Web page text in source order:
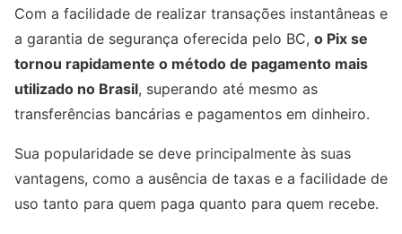
Com a facilidade de realizar transações instantâneas e
a garantia de segurança oferecida pelo BC, o Pix se
tornou rapidamente o método de pagamento mais
utilizado no Brasil, superando até mesmo as
transferências bancárias e pagamentos em dinheiro.
Sua popularidade se deve principalmente às suas
vantagens, como a ausência de taxas e a facilidade de
uso tanto para quem paga quanto para quem recebe.